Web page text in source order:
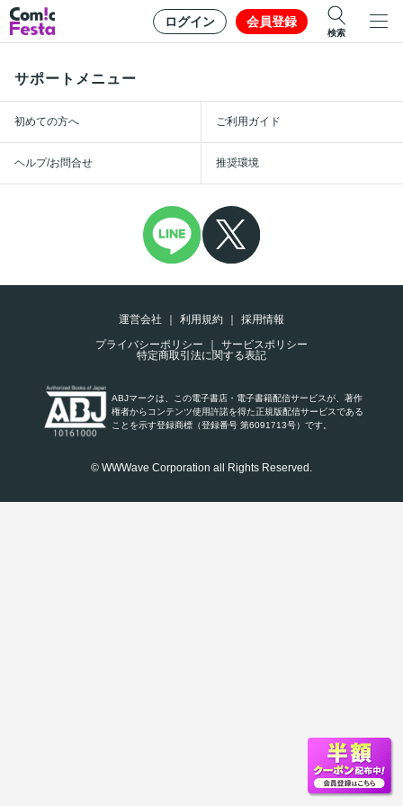
ログイン 会員登録
検索
サポートメニュー
初めての方へ ご利用ガイド
ヘルプ/お問合せ 推奨環境
運営会社 利用規約
採用情報
プライバシーポリシー
サービスポリシー
特定商取引法に関する表記
ABJマークは、この電子書店・電子書籍配信サービスが、著作
権者からコンテンツ使用許諾を得た正規版配信サービスである
ことを示す登録商標（登録番号 第6091713号）です。
© WWWave Corporation all Rights Reserved.